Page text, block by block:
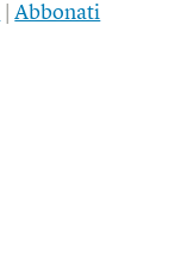
|Abbonati